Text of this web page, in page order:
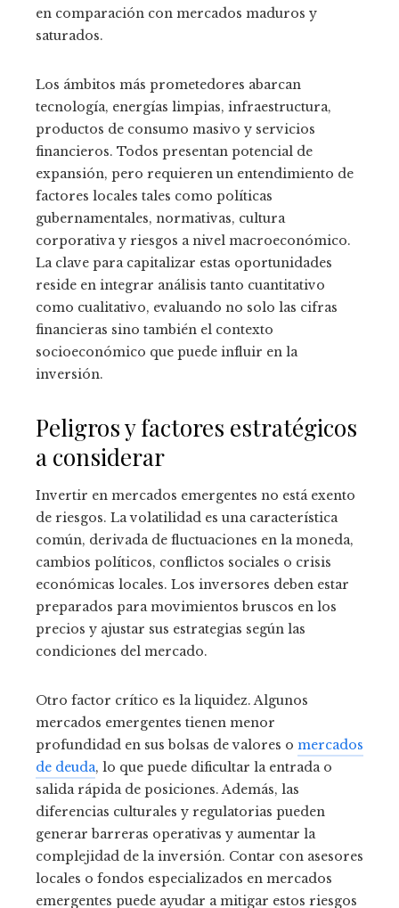
en comparación con mercados maduros y
saturados.
Los ámbitos más prometedores abarcan
tecnología, energías limpias, infraestructura,
productos de consumo masivo y servicios
financieros. Todos presentan potencial de
expansión, pero requieren un entendimiento de
factores locales tales como políticas
gubernamentales, normativas, cultura
corporativa y riesgos a nivel macroeconómico.
La clave para capitalizar estas oportunidades
reside en integrar análisis tanto cuantitativo
como cualitativo, evaluando no solo las cifras
financieras sino también el contexto
socioeconómico que puede influir en la
inversión.
Peligros y factores estratégicos
a considerar
Invertir en mercados emergentes no está exento
de riesgos. La volatilidad es una característica
común, derivada de fluctuaciones en la moneda,
cambios políticos, conflictos sociales o crisis
económicas locales. Los inversores deben estar
preparados para movimientos bruscos en los
precios y ajustar sus estrategias según las
condiciones del mercado.
Otro factor crítico es la liquidez. Algunos
mercados emergentes tienen menor
profundidad en sus bolsas de valores o mercados
de deuda, lo que puede dificultar la entrada o
salida rápida de posiciones. Además, las
diferencias culturales y regulatorias pueden
generar barreras operativas y aumentar la
complejidad de la inversión. Contar con asesores
locales o fondos especializados en mercados
emergentes puede ayudar a mitigar estos riesgos